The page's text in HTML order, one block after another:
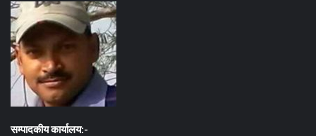
सम्पादकीय कार्यालय:-